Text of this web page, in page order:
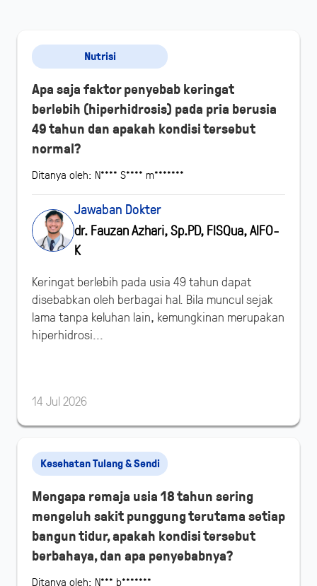
Nutrisi
Apa saja faktor penyebab keringat
berlebih (hiperhidrosis) pada pria berusia
49 tahun dan apakah kondisi tersebut
normal?
Ditanya oleh: N**** S**** m*******
Jawaban Dokter
dr. Fauzan Azhari, Sp.PD, FISQua, AIFO-
K
Keringat berlebih pada usia 49 tahun dapat
disebabkan oleh berbagai hal. Bila muncul sejak
lama tanpa keluhan lain, kemungkinan merupakan
hiperhidrosi...
14 Jul 2026
Kesehatan Tulang & Sendi
Mengapa remaja usia 18 tahun sering
mengeluh sakit punggung terutama setiap
bangun tidur, apakah kondisi tersebut
berbahaya, dan apa penyebabnya?
Ditanya oleh: N*** b*******